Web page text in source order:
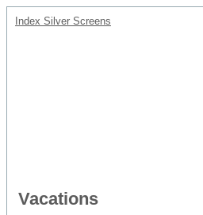
Index Silver Screens
Vacations